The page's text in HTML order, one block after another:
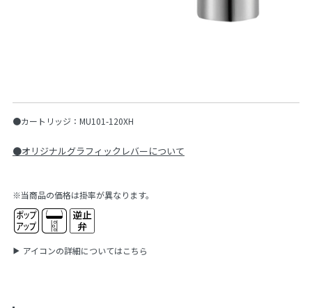
●カートリッジ：MU101-120XH
●オリジナルグラフィックレバーについて
※当商品の価格は掛率が異なります。
アイコンの詳細についてはこちら